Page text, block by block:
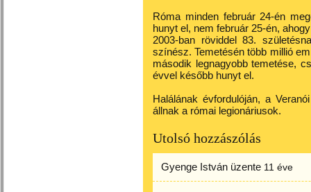
Róma minden február 24-én
hunyt el, nem február 25-én,
2003-ban röviddel 83.
színész. Temetésén több millió
második legnagyobb temetése,
évvel később hunyt el.
Halálának évfordulóján, a
állnak a római legionáriusok.
Utolsó hozzászólás
Gyenge István üzente 11 éve